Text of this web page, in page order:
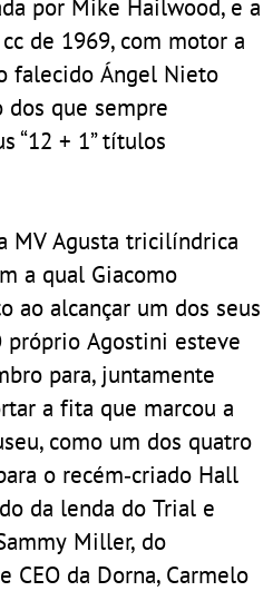
por Mike Hailwood, e a
de 1969, com motor a
falecido Ángel Nieto
que sempre
“12 + 1” títulos
MV Agusta tricilíndrica
a qual Giacomo
ao alcançar um dos seus
Agostini esteve
para, juntamente
a fita que marcou a
como um dos quatro
o recém‑criado Hall
da lenda do Trial e
Miller, do
CEO da Dorna, Carmelo